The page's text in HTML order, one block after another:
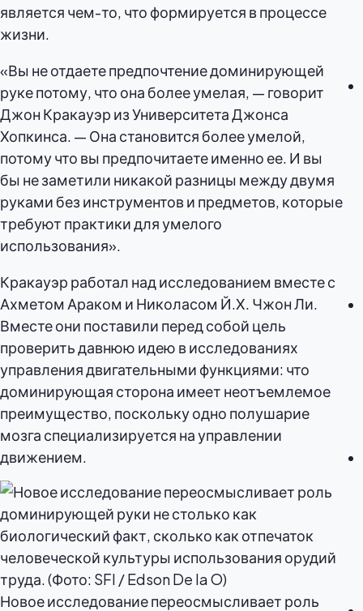
является чем-то, что формируется в процессе
жизни.
«Вы не отдаете предпочтение доминирующей
руке потому, что она более умелая, — говорит
Джон Кракауэр из Университета Джонса
Хопкинса. — Она становится более умелой,
потому что вы предпочитаете именно ее. И вы
бы не заметили никакой разницы между двумя
руками без инструментов и предметов, которые
требуют практики для умелого
использования».
Кракауэр работал над исследованием вместе с
Ахметом Араком и Николасом Й.Х. Чжон Ли.
Вместе они поставили перед собой цель
проверить давнюю идею в исследованиях
управления двигательными функциями: что
доминирующая сторона имеет неотъемлемое
преимущество, поскольку одно полушарие
мозга специализируется на управлении
движением.
Новое исследование переосмысливает роль